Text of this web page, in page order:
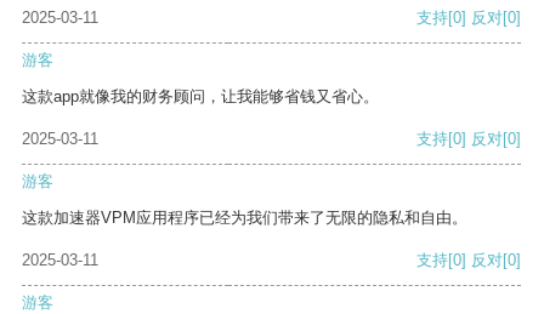
2025-03-11 支持[0] 反对[0]
游客
这款app就像我的财务顾问，让我能够省钱又省心。
2025-03-11 支持[0] 反对[0]
游客
这款加速器VPM应用程序已经为我们带来了无限的隐私和自由。
2025-03-11 支持[0] 反对[0]
游客